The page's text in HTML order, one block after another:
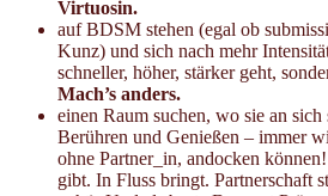
Virtuosin.
auf BDSM stehen (egal ob
Kunz) und sich nach mehr
schneller, höher, stärker geht,
Mach’s anders.
einen Raum suchen, wo sie an
Berühren und Genießen – immer
ohne Partner_in, andocken
gibt. In Fluss bringt. Partnerschaft